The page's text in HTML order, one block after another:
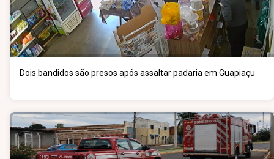
Dois bandidos são presos após assaltar padaria em Guapiaçu